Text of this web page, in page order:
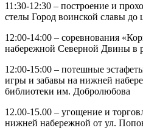
11:30-12:30 – построение и
стелы Город воинской славы до
12:00-14:00 – соревнования
набережной Северной Двины в
12:00-15:00 – потешные
игры и забавы на нижней
библиотеки им. Добролюбова
12.00-15.00 – угощение и
нижней набережной от ул.